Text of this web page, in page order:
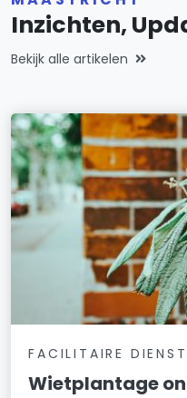
Inzichten,
Bekijk alle artikelen
FACILITAIRE
Wietplantage